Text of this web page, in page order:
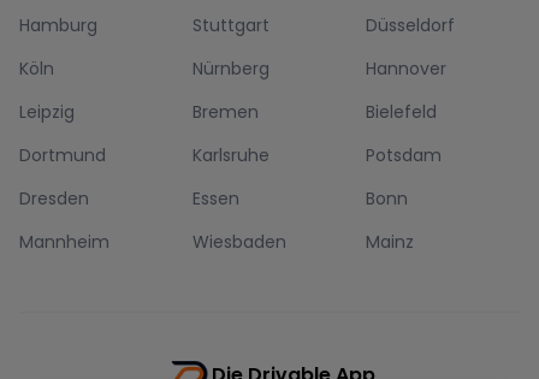
Hamburg
Stuttgart
Düsseldorf
Köln
Nürnberg
Hannover
Leipzig
Bremen
Bielefeld
Dortmund
Karlsruhe
Potsdam
Dresden
Essen
Bonn
Mannheim
Wiesbaden Mainz